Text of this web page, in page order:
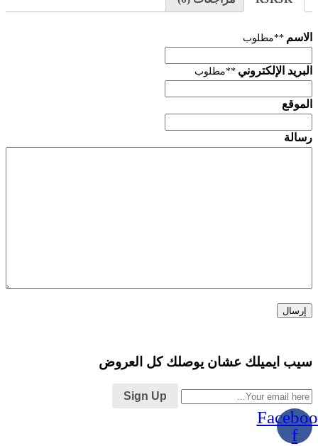
الاسم **مطلوب
البريد الإلكتروني **مطلوب
الموقع
رسالة
إرسال
سيب ايميلك عشان يوصلك كل العروض
Sign Up
f